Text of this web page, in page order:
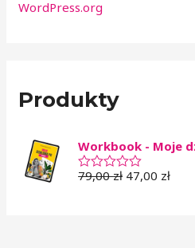
WordPress.org
Produkty
Workbook - Moje
O
79,00zł 47,00 zł